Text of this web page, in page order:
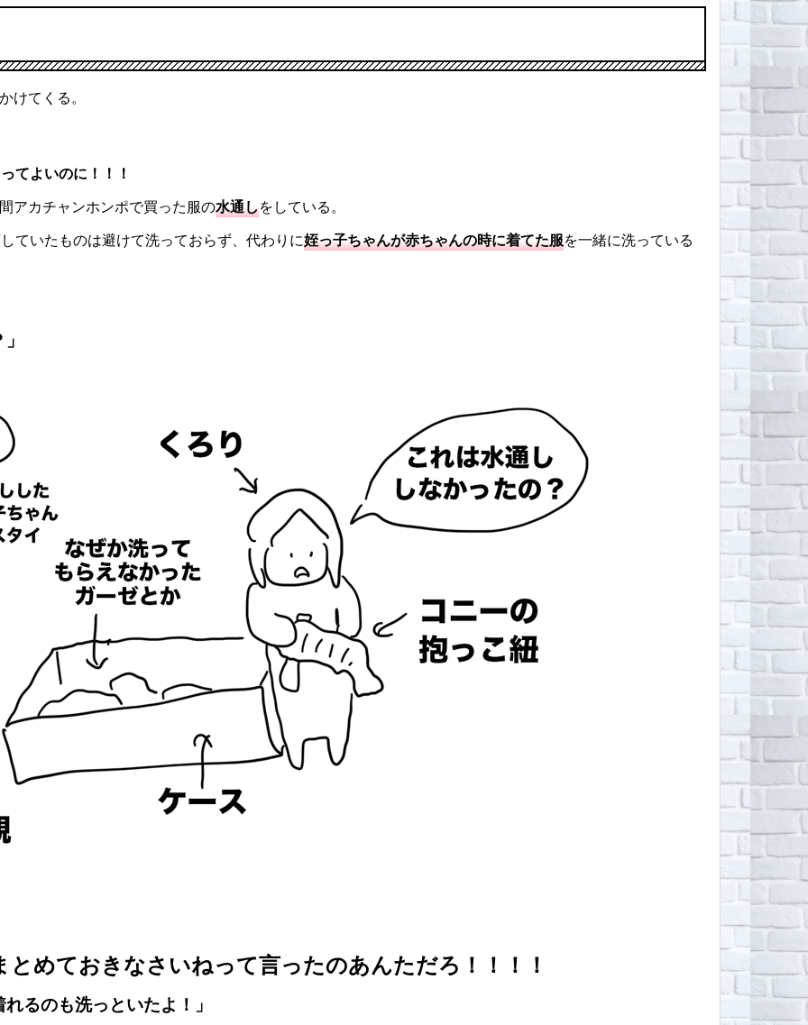
けてくる。
てよいのに！！！
アカチャンホンポで買った服の水通しをしている。
ていたものは避けて洗っておらず、代わりに姪っ子ちゃんが赤ちゃんの時に着てた服を一緒に洗っている
めておきなさいねって言ったのあんただろ！！！！
るのも洗っといたよ！」